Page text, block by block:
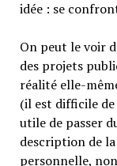
idée : se
On peut le voir
des projets
réalité elle-
(il est difficile
utile de passer
description de
personnelle,